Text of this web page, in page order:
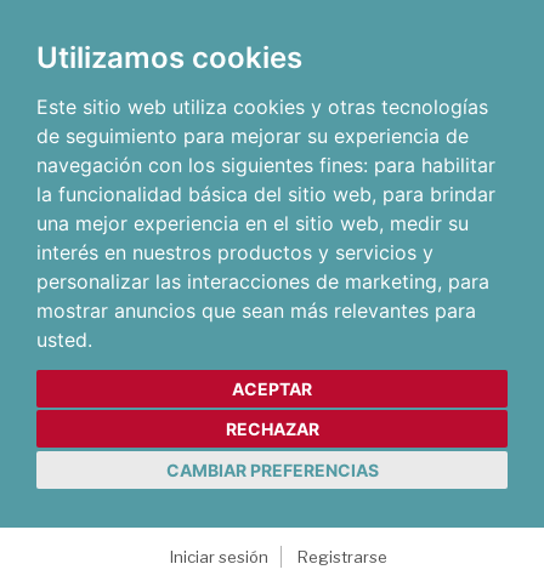
Utilizamos cookies
Este sitio web utiliza cookies y otras tecnologías
de seguimiento para mejorar su experiencia de
navegación con los siguientes fines: para habilitar
la funcionalidad básica del sitio web, para brindar
una mejor experiencia en el sitio web, medir su
interés en nuestros productos y servicios y
personalizar las interacciones de marketing, para
mostrar anuncios que sean más relevantes para
usted.
ACEPTAR
RECHAZAR
CAMBIAR PREFERENCIAS
Iniciar sesión
Registrarse